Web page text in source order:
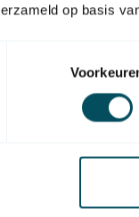
op basis